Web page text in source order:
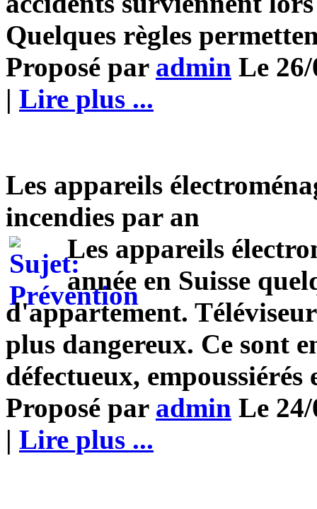
Quelques règles
Proposé par admin Le
| Lire plus ...
Les appareils
incendies par an
Les appareils
année en Suisse
d'appartement.
plus dangereux. Ce sont
défectueux,
Proposé par admin Le
| Lire plus ...